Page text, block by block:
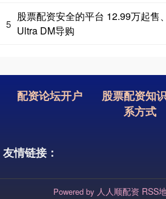
5
股票配资安全的平台 12.99万起售
Ultra DM导购
配资论坛开户
股票配资知
系方式
友情链接：
Powered by 人人顺配资 RSS